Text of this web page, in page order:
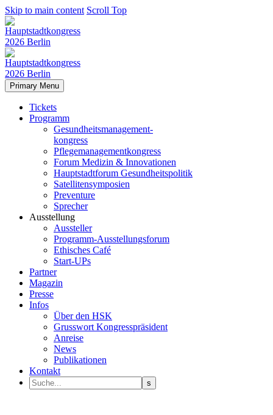
Skip to main content Scroll Top
Primary Menu
Tickets
Programm
Gesundheitsmanagement-
kongress
Pflegemanagementkongress
Forum Medizin & Innovationen
Hauptstadtforum Gesundheitspolitik
Satellitensymposien
Preventure
Sprecher
Ausstellung
Aussteller
Programm-Ausstellungsforum
Ethisches Café
Start-UPs
Partner
Magazin
Presse
Infos
Über den HSK
Grusswort Kongresspräsident
Anreise
News
Publikationen
Kontakt